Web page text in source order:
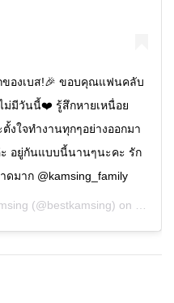
องเบส!🎉 ขอบคุณแฟนคลับ
ม่มีวันนี้❤️ รู้สึกหายเหนื่อย
งใจทำงานทุกๆอย่างออกมา
อยู่กันแบบนี้นานๆนะคะ รัก
ดมาก @kamsing_family
(@bestkamsing) on Nov 5,